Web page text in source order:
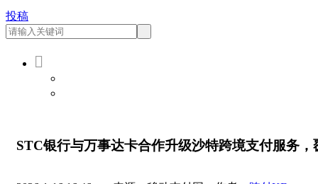
投稿

STC银行与万事达卡合作升级沙特跨境支付服务，